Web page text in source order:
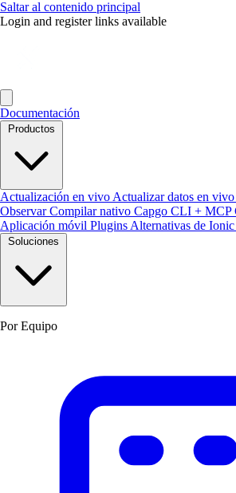
Saltar al contenido principal
Login and register links available
Documentación
Productos
Actualización en vivo Actualizar datos en vivo
ObservarCompilar nativo Capgo CLI + MCP
Aplicación móvil Plugins Alternativas de
Soluciones
Por Equipo